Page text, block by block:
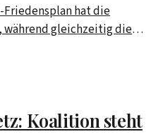
Friedensplan hat die
während gleichzeitig die
Koalition steht